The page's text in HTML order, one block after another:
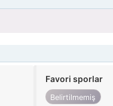
Favori sporlar
Belirtilmemiş